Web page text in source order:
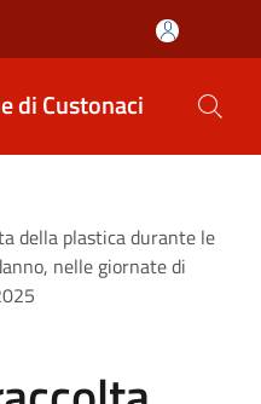
di Custonaci
della plastica durante le
nelle giornate di